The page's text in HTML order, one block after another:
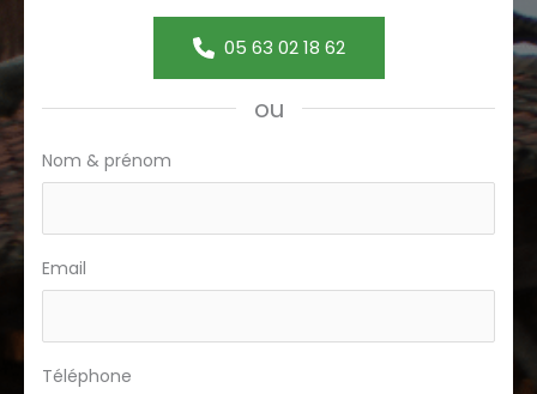
05 63 02 18 62
ou
Formulaire
page
Nom & prénom
Email
Téléphone